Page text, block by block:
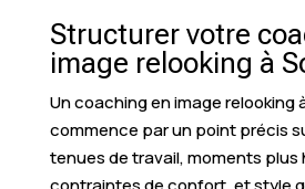
Structurer votre
image relooking à
Un coaching en image relooking
commence par un point précis
tenues de travail, moments plus